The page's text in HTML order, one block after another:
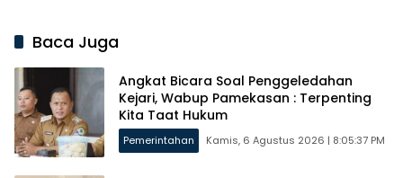
Baca Juga
Angkat Bicara Soal Penggeledahan
Kejari, Wabup Pamekasan : Terpenting
Kita Taat Hukum
Pemerintahan Kamis, 6 Agustus 2026 | 8:05:37 PM